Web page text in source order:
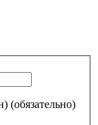
(обязательно)